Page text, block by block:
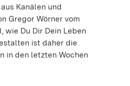
Kanälen und
Gregor Wörner vom
Du Dir Dein Leben
ist daher die
in den letzten Wochen